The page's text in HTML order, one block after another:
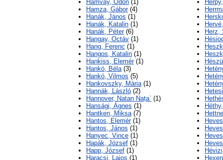
Hamvay, Ödön (1)
Hamza, Gábor(4)
Hanák, János (1)
Hanák, Katalin (1)
Hanák, Péter(6)
Hangay, Octáv (1)
Hang, Ferenc (1)
Hangos, Katalin (1)
Hankiss, Elemér(1)
Hankó, Béla(3)
Hankó, Vilmos (5)
Hankovszky, Mária(1)
Hannák, László (2)
Hannover, Natan Naṭa` (1)
Hansági, Ágnes (1)
Hantken, Miksa(7)
Hantos, Elemér(1)
Hantos, János (1)
Hanyec, Vince (1)
Hapák, József (1)
Happ, József (1)
Haracsi, Lajos (1)
Herz,